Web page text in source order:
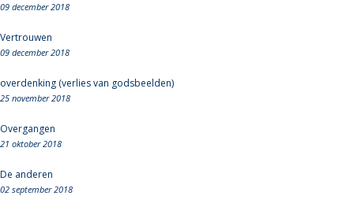
09 december 2018
Vertrouwen
09 december 2018
overdenking (verlies van godsbeelden)
25 november 2018
Overgangen
21 oktober 2018
De anderen
02 september 2018